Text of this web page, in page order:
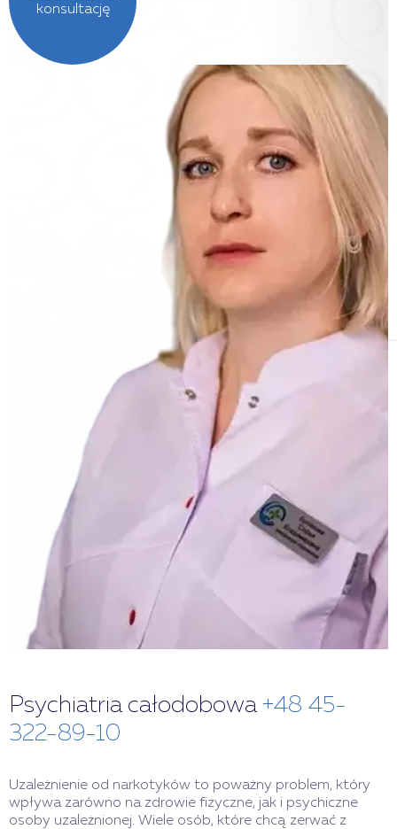
konsultację
Psychiatria całodobowa +48 45-
322-89-10
Uzależnienie od narkotyków to poważny problem, który
wpływa zarówno na zdrowie fizyczne, jak i psychiczne
osoby uzależnionej. Wiele osób, które chcą zerwać z